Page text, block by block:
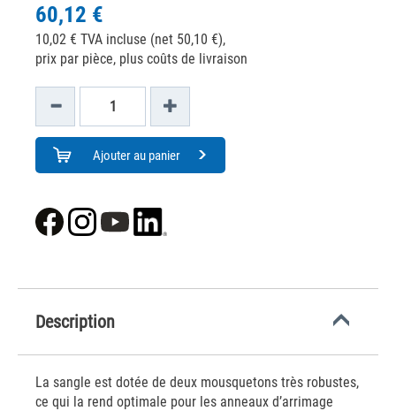
60,12 €
10,02 € TVA incluse (net 50,10 €),
prix par pièce, plus coûts de livraison
Ajouter au panier
Description
La sangle est dotée de deux mousquetons très robustes,
ce qui la rend optimale pour les anneaux d’arrimage